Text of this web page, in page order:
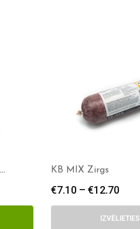
KB MIX Zirgs
€7.10 – €12.70
IZVĒLIETIES